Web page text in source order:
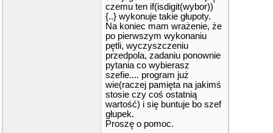
// deklaracje
int wybor;
enum { czytaj_lo
gi= 1,tematy=
prace= 3,pauza=
4,end = 5 };
floatminuty
int x= 1;
int y = 8;
intkolory[ 5
]
= { 15, 15, 7, 8 ,
1
}; // kolorki do sek
undnika?
czemu ten if(isdigit(wybor))
{..} wykonuje takie głupoty.
Na koniec mam wrażenie, że
po pierwszym wykonaniu
pętli, wyczyszczeniu
przedpola, zadaniu ponownie
pytania co wybierasz
szefie.... program już
wie(raczej pamięta na jakimś
stosie czy coś ostatnią
wartość) i się buntuje bo szef
głupek.
Proszę o pomoc.